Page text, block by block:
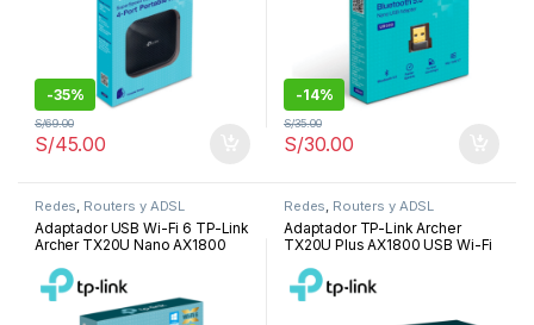
-35%
S/45.00
S/69.00
-14%
S/30.00
S/35.00
Redes, Routers y ADSL
Adaptador USB Wi-Fi 6 TP-Link
Archer TX20U Nano AX1800
Redes, Routers y ADSL
Adaptador TP-Link Archer
TX20U Plus AX1800 USB Wi-Fi
antenas